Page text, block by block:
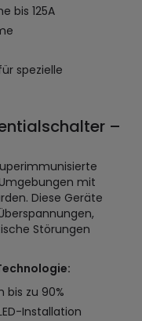
bis 125A
spezielle
–
mit
Diese Geräte
Störungen
bis zu 90%
Installation